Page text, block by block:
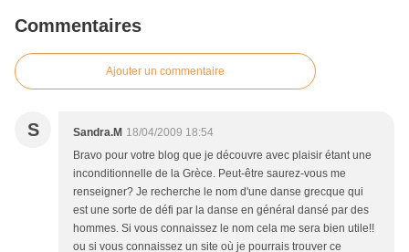
Commentaires
Ajouter un commentaire
S Sandra.M 18/04/2009 18:54
Bravo pour votre blog que je découvre avec plaisir étant une
inconditionnelle de la Grèce. Peut-être saurez-vous me
renseigner? Je recherche le nom d'une danse grecque qui
est une sorte de défi par la danse en général dansé par des
hommes. Si vous connaissez le nom cela me sera bien utile!!
ou si vous connaissez un site où je pourrais trouver ce